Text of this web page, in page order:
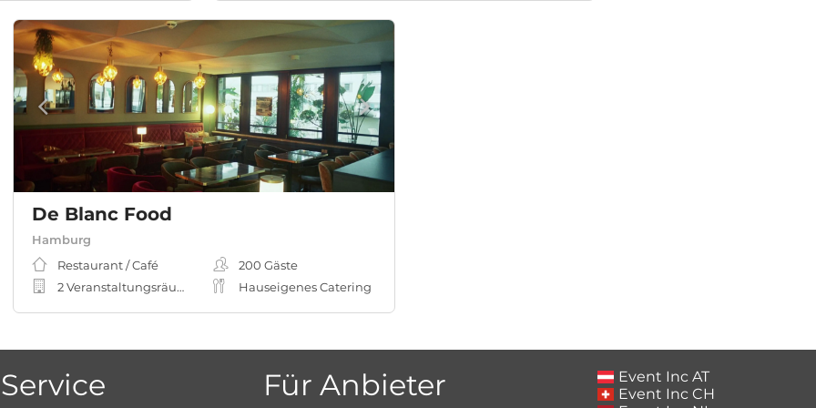
De Blanc Food
Hamburg
Restaurant / Café
2 Veranstaltungsräume
200 Gäste
Hauseigenes Catering
Service Für Anbieter
Event Inc AT
Event Inc CH